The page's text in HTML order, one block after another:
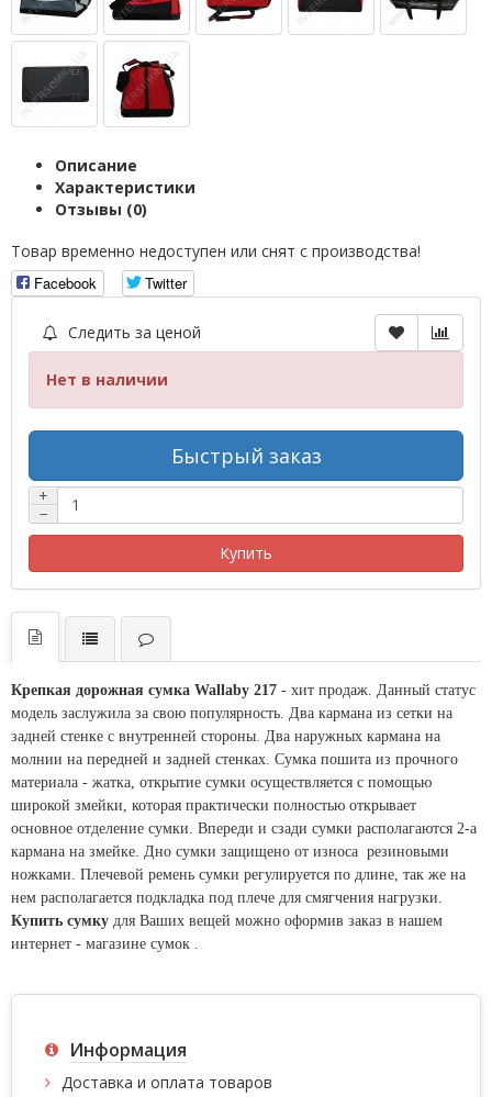
Описание
Характеристики
Отзывы (0)
Товар временно недоступен или снят с производства!
Facebook
Twitter
Следить за ценой
Нет в наличии
Быстрый заказ
+
−
Купить
Крепкая дорожная сумка Wallaby 217 - хит продаж. Данный статус
модель заслужила за свою популярность. Два кармана из сетки на
задней стенке с внутренней стороны. Два наружных кармана на
молнии на передней и задней стенках. Сумка пошита из прочного
материала - жатка, открытие сумки осуществляется с помощью
широкой змейки, которая практически полностью открывает
основное отделение сумки. Впереди и сзади сумки располагаются 2-а
кармана на змейке. Дно сумки защищено от износа резиновыми
ножками. Плечевой ремень сумки регулируется по длине, так же на
нем располагается подкладка под плече для смягчения нагрузки.
Купить сумку для Ваших вещей можно оформив заказ в нашем
интернет - магазине сумок .
Информация
Доставка и оплата товаров